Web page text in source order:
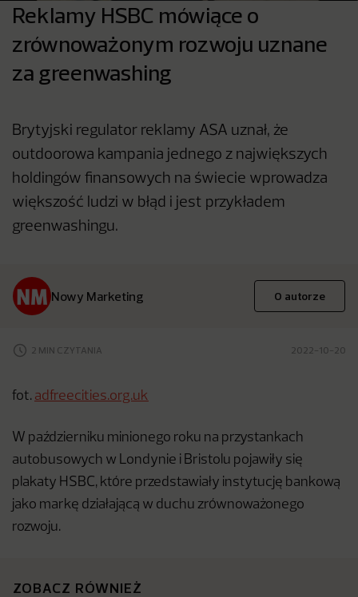
Reklamy HSBC mówiące o
zrównoważonym rozwoju uznane
za greenwashing
Brytyjski regulator reklamy ASA uznał, że
outdoorowa kampania jednego z największych
holdingów finansowych na świecie wprowadza
większość ludzi w błąd i jest przykładem
greenwashingu.
Nowy Marketing O autorze
2 MIN CZYTANIA 2022-10-20
fot. adfreecities.org.uk
W październiku minionego roku na przystankach
autobusowych w Londynie i Bristolu pojawiły się
plakaty HSBC, które przedstawiały instytucję bankową
jako markę działającą w duchu zrównoważonego
rozwoju.
ZOBACZ RÓWNIEŻ